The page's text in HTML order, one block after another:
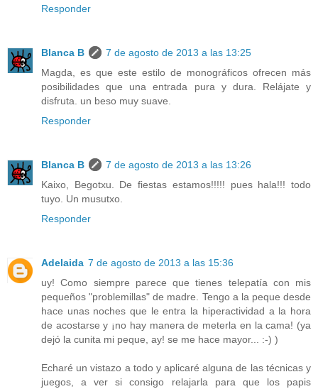
Responder
Blanca B
7 de agosto de 2013 a las 13:25
Magda, es que este estilo de monográficos ofrecen más
posibilidades que una entrada pura y dura. Relájate y
disfruta. un beso muy suave.
Responder
Blanca B
7 de agosto de 2013 a las 13:26
Kaixo, Begotxu. De fiestas estamos!!!!! pues hala!!! todo
tuyo. Un musutxo.
Responder
Adelaida 7 de agosto de 2013 a las 15:36
uy! Como siempre parece que tienes telepatía con mis
pequeños "problemillas" de madre. Tengo a la peque desde
hace unas noches que le entra la hiperactividad a la hora
de acostarse y ¡no hay manera de meterla en la cama! (ya
dejó la cunita mi peque, ay! se me hace mayor... :-) )
Echaré un vistazo a todo y aplicaré alguna de las técnicas y
juegos, a ver si consigo relajarla para que los papis